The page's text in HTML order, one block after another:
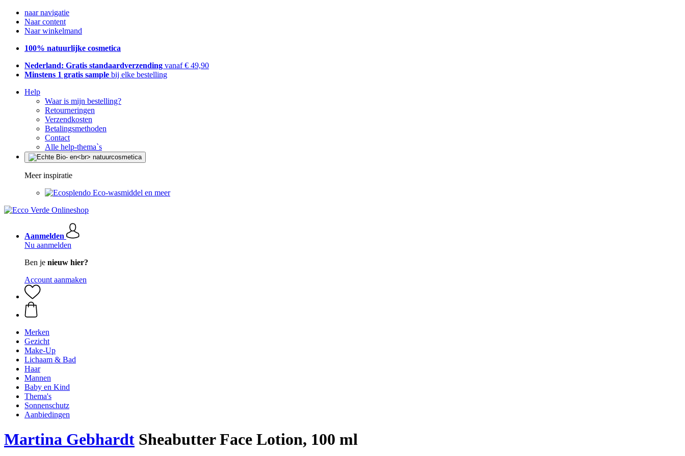
naar navigatie
Naar content
Naar winkelmand
100% natuurlijke cosmetica
Nederland: Gratis standaardverzending vanaf € 49,90
Minstens 1 gratis sample bij elke bestelling
Help
Waar is mijn bestelling?
Retourneringen
Verzendkosten
Betalingsmethoden
Contact
Alle help-thema`s
Meer inspiratie
Eco-wasmiddel en meer
Aanmelden
Nu aanmelden
Ben je nieuw hier?
Account aanmaken
Merken
Gezicht
Make-Up
Lichaam & Bad
Haar
Mannen
Baby en Kind
Thema's
Sonnenschutz
Aanbiedingen
Martina Gebhardt Sheabutter Face Lotion, 100 ml